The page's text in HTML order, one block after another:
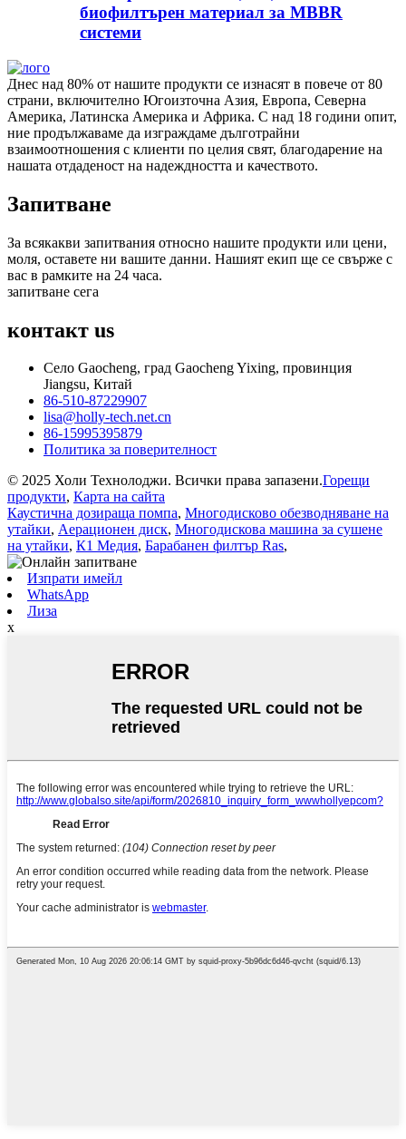
биофилтърен материал за MBBR
системи
Днес над 80% от нашите продукти се изнасят в повече от 80
страни, включително Югоизточна Азия, Европа, Северна
Америка, Латинска Америка и Африка. С над 18 години опит,
ние продължаваме да изграждаме дълготрайни
взаимоотношения с клиенти по целия свят, благодарение на
нашата отдаденост на надеждността и качеството.
Запитване
За всякакви запитвания относно нашите продукти или цени,
моля, оставете ни вашите данни. Нашият екип ще се свърже с
вас в рамките на 24 часа.
запитване сега
контакт us
Село Gaocheng, град Gaocheng Yixing, провинция
Jiangsu, Китай
86-510-87229907
lisa@holly-tech.net.cn
86-15995395879
Политика за поверителност
© 2025 Холи Технолоджи. Всички права запазени.Горещи
продукти, Карта на сайта
Каустична дозираща помпа, Многодисково обезводняване на
утайки, Аерационен диск, Многодискова машина за сушене
на утайки, К1 Медия, Барабанен филтър Ras,
Изпрати имейл
WhatsApp
Лиза
x